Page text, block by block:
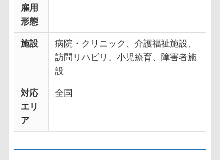
雇用
形態
施設
病院・クリニック、介護福祉施設、
訪問リハビリ、小児療育、障害者施
設
対応
エリ
ア
全国